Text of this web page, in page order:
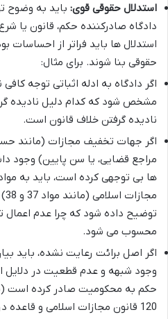
استدلال حقوقی قوی: باید به وضوح
دادگاه صادرکننده حکم، قانون یا
استدلال ها باید فراتر از احساسات
حقوقی بنا شوند. برای مثال:
اگر دادگاه به ادله اثباتی توجه کافی
مشخص شود که کدام دلیل نادیده
نادیده گرفتن خلاف قانون است.
اگر جهات تخفیف مجازات (مانند
مراجع قضایی، یا سن پایین) وجود
ها بی توجهی کرده است، باید به
توضیح داده شود که چرا عدم
محسوب می شود.
اگر اصل برائت رعایت نشده، باید
وجود شبهه و عدم قطعیت در دلایل
حکم به محکومیت صادر کرده است
120 قانون مجازات اسلامی و قاعده درأ).